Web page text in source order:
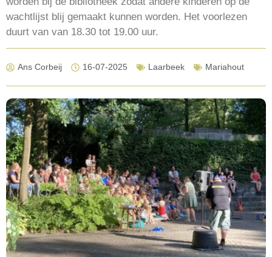
wachtlijst blij gemaakt kunnen worden. Het voorlezen
duurt van van 18.30 tot 19.00 uur.
Ans Corbeij 16-07-2025 Laarbeek Mariahout